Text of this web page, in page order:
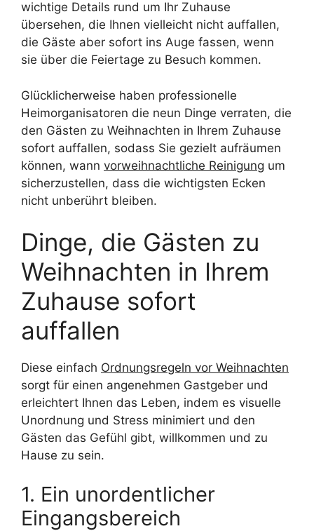
wichtige Details rund um Ihr Zuhause
übersehen, die Ihnen vielleicht nicht auffallen,
die Gäste aber sofort ins Auge fassen, wenn
sie über die Feiertage zu Besuch kommen.
Glücklicherweise haben professionelle
Heimorganisatoren die neun Dinge verraten, die
den Gästen zu Weihnachten in Ihrem Zuhause
sofort auffallen, sodass Sie gezielt aufräumen
können, wann vorweihnachtliche Reinigung um
sicherzustellen, dass die wichtigsten Ecken
nicht unberührt bleiben.
Dinge, die Gästen zu
Weihnachten in Ihrem
Zuhause sofort
auffallen
Diese einfach Ordnungsregeln vor Weihnachten
sorgt für einen angenehmen Gastgeber und
erleichtert Ihnen das Leben, indem es visuelle
Unordnung und Stress minimiert und den
Gästen das Gefühl gibt, willkommen und zu
Hause zu sein.
1. Ein unordentlicher
Eingangsbereich